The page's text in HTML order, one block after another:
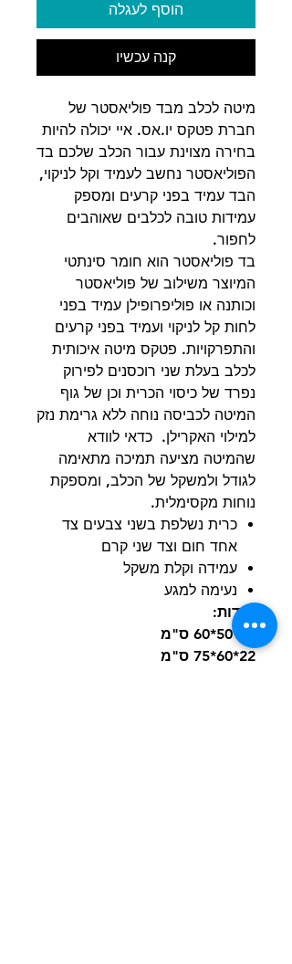
הוסף לעגלה
קנה עכשיו
מיטה לכלב מבד פוליאסטר של
חברת פטקס יו.אס. איי יכולה להיות
בחירה מצוינת עבור הכלב שלכם בד
הפוליאסטר נחשב לעמיד וקל לניקוי,
הבד עמיד בפני קרעים ומספק
עמידות טובה לכלבים שאוהבים
לחפור.
בד פוליאסטר הוא חומר סינתטי
המיוצר משילוב של פוליאסטר
וכותנה או פוליפרופילן עמיד בפני
לחות קל לניקוי ועמיד בפני קרעים
והתפרקויות. פטקס מיטה איכותית
לכלב בעלת שני רוכסנים לפירוק
נפרד של כיסוי הכרית וכן של גוף
המיטה לכביסה נוחה ללא גרימת נזק
למילוי האקרילן. כדאי לוודא
שהמיטה מציעה תמיכה מתאימה
לגודל ולמשקל של הכלב, ומספקת
נוחות מקסימלית.
כרית נשלפת בשני צבעים צד
אחד חום וצד שני קרם
עמידה וקלת משקל
נעימה למגע
מידות:
22*60*75 ס"מ